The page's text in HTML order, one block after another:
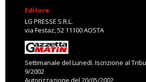
Editore
LG PRESSE S.R.L.
via Festaz, 52 11100 AOSTA
Settimanale del Lunedì. Iscrizione al
9/2002
Autorizzazione del 20/05/2002